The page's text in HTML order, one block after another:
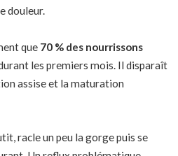
douleur.
que 70 % des nourrissons
les premiers mois. Il disparaît
assise et la maturation
racle un peu la gorge puis se